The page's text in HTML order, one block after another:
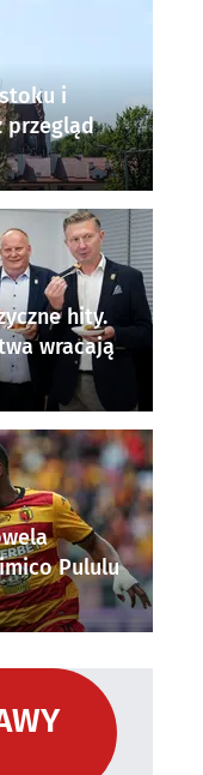
i
przegląd
hity.
wracają
Pululu